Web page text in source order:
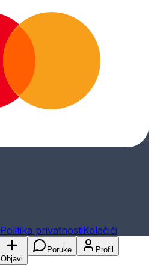
Politika privatnostiKolačići
Objavi
Poruke Profil